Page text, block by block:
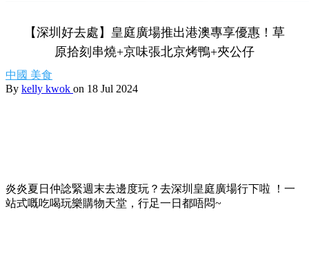
【深圳好去處】皇庭廣場推出港澳專享優惠！草
原拾刻串燒+京味張北京烤鴨+夾公仔
中國 美食
By kelly kwok on 18 Jul 2024
炎炎夏日仲諗緊週末去邊度玩？去深圳皇庭廣場行下啦 ！一
站式嘅吃喝玩樂購物天堂，行足一日都唔悶~